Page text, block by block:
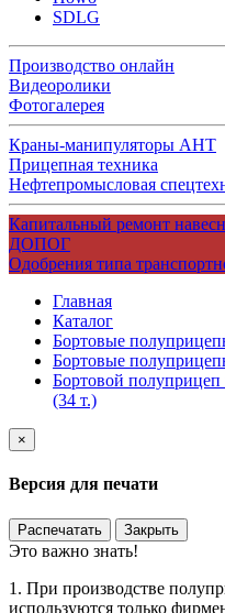
SDLG
Производство онлайн
Видеоролики
Фотогалерея
Краны-манипуляторы АНТ
Прицепная техника
Нефтепромысловая
Капитальный ремонт
ДОПОГ
Одобрения типа
Главная
Каталог
Бортовые
Бортовые
Бортовой
(34 т.)
×
Версия для печати
Распечатать Закрыть
Это важно знать!
1. При производстве
используются только